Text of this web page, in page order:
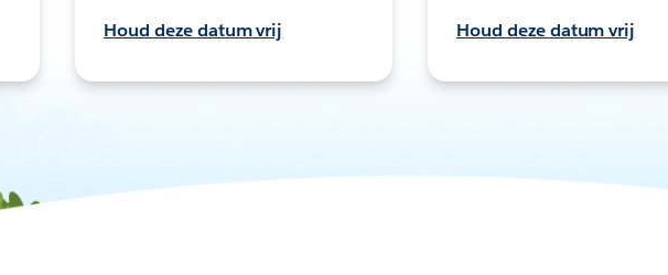
Houd deze datum vrij Houd deze datum vrij